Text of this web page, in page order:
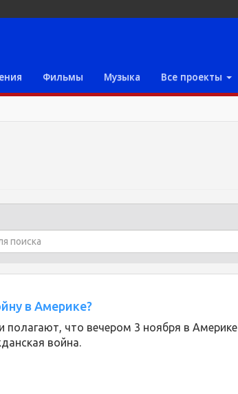
Фильмы Музыка Все проекты
в Америке?
полагают, что вечером 3 ноября в Америке
война.